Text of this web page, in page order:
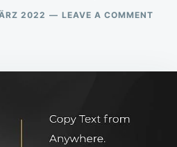
2022 LEAVE A COMMENTON